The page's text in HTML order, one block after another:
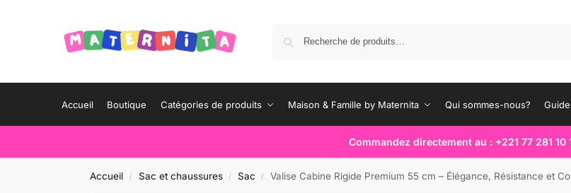
Accueil Boutique Catégories de produits Maison & Famille by Maternita Qui sommes-nous?
Commandez directement au : +221 77 281 10
Accueil / Sac et chaussures / Sac / Valise Cabine Rigide Premium 55 cm – Élégance, Résistance et